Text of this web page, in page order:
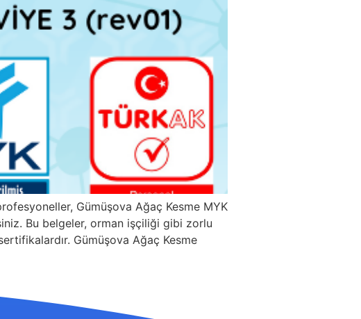
Gümüşova Ağaç Kesme MYK
Bu belgeler, orman işçiliği gibi zorlu
Gümüşova Ağaç Kesme